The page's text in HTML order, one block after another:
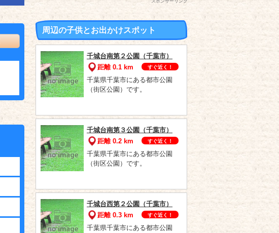
スポンサーリンク
周辺の子供とお出かけスポット
千城台南第２公園（千葉市）
距離 0.1 km
すぐ近く！
千葉県千葉市にある都市公園
（街区公園）です。
千城台南第３公園（千葉市）
距離 0.2 km
すぐ近く！
千葉県千葉市にある都市公園
（街区公園）です。
千城台西第２公園（千葉市）
距離 0.3 km
すぐ近く！
千葉県千葉市にある都市公園